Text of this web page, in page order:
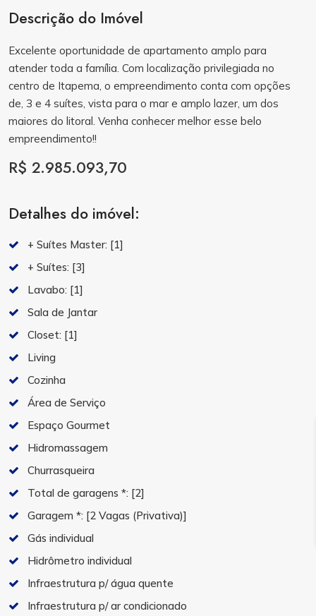
Descrição do Imóvel
Excelente oportunidade de apartamento amplo para
atender toda a família. Com localização privilegiada no
centro de Itapema, o empreendimento conta com opções
de, 3 e 4 suítes, vista para o mar e amplo lazer, um dos
maiores do litoral. Venha conhecer melhor esse belo
empreendimento!!
R$ 2.985.093,70
Detalhes do imóvel:
+ Suítes Master: [1]
+ Suítes: [3]
Lavabo: [1]
Sala de Jantar
Closet: [1]
Living
Cozinha
Área de Serviço
Espaço Gourmet
Hidromassagem
Churrasqueira
Total de garagens *: [2]
Garagem *: [2 Vagas (Privativa)]
Gás individual
Hidrômetro individual
Infraestrutura p/ água quente
Infraestrutura p/ ar condicionado